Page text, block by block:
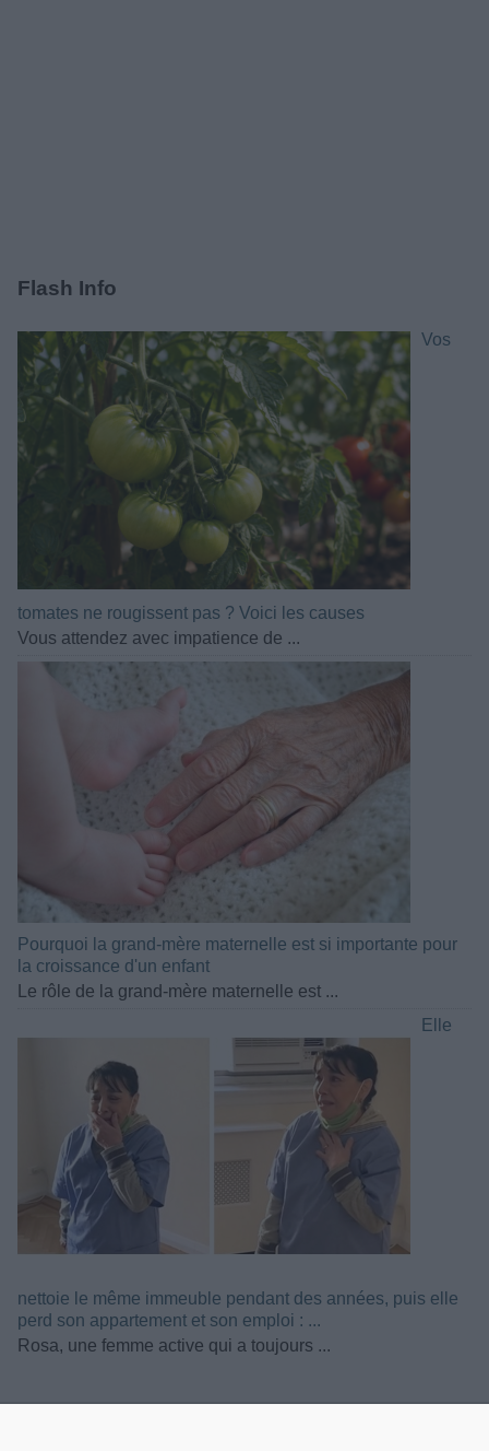
Flash Info
Vos
tomates ne rougissent pas ? Voici les causes
Vous attendez avec impatience de ...
Pourquoi la grand-mère maternelle est si importante pour
la croissance d'un enfant
Le rôle de la grand-mère maternelle est ...
Elle
nettoie le même immeuble pendant des années, puis elle
perd son appartement et son emploi : ...
Rosa, une femme active qui a toujours ...